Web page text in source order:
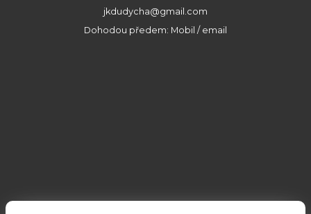
jkdudycha@gmail.com
Dohodou předem: Mobil / email